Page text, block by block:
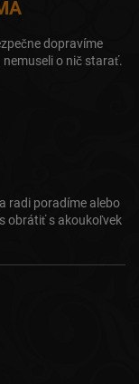
dopravíme
nemuseli o nič starať.
radi poradíme alebo
obrátiť s akoukoľvek